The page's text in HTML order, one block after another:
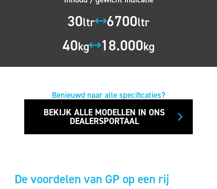
30ltr 6700ltr
40kg 18.000kg
Benieuwd naar alle specificaties?
BEKIJK ALLE MODELLEN IN ONS
DEALERSPORTAAL
De voordelen van GP op een rij